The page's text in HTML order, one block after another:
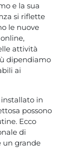
e la sua
si riflette
le nuove
attività
dipendiamo
ai
in
possono
Ecco
di
un grande